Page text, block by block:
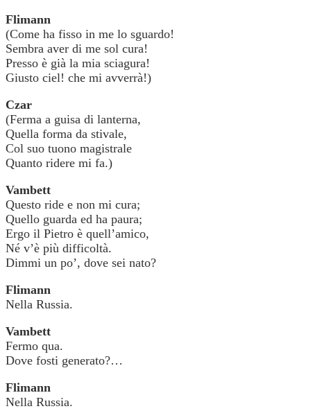
Flimann
(Come ha fisso in me lo sguardo!
Sembra aver di me sol cura!
Presso è già la mia sciagura!
Giusto ciel! che mi avverrà!)
Czar
(Ferma a guisa di lanterna,
Quella forma da stivale,
Col suo tuono magistrale
Quanto ridere mi fa.)
Vambett
Questo ride e non mi cura;
Quello guarda ed ha paura;
Ergo il Pietro è quell’amico,
Né v’è più difficoltà.
Dimmi un po’, dove sei nato?
Flimann
Nella Russia.
Vambett
Fermo qua.
Dove fosti generato?…
Flimann
Nella Russia.